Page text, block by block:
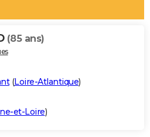
(85 ans)
(Loire-Atlantique)
et-Loire)